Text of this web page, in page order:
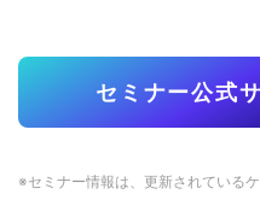
セミナー公式
※セミナー情報は、更新されている